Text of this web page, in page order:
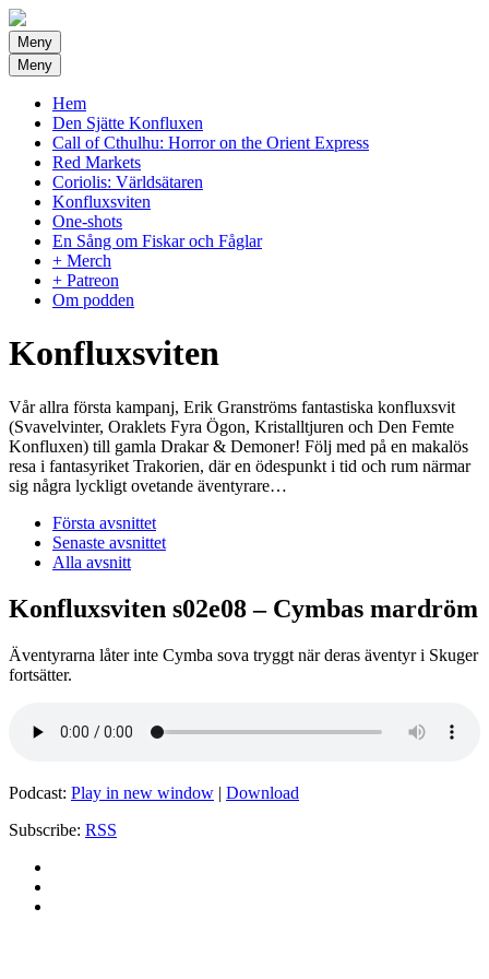
Meny
Meny
Hem
Den Sjätte Konfluxen
Call of Cthulhu: Horror on the Orient Express
Red Markets
Coriolis: Världsätaren
Konfluxsviten
One-shots
En Sång om Fiskar och Fåglar
+ Merch
+ Patreon
Om podden
Konfluxsviten
Vår allra första kampanj, Erik Granströms fantastiska konfluxsvit
(Svavelvinter, Oraklets Fyra Ögon, Kristalltjuren och Den Femte
Konfluxen) till gamla Drakar & Demoner! Följ med på en makalös
resa i fantasyriket Trakorien, där en ödespunkt i tid och rum närmar
sig några lyckligt ovetande äventyrare…
Första avsnittet
Senaste avsnittet
Alla avsnitt
Konfluxsviten s02e08 – Cymbas mardröm
Äventyrarna låter inte Cymba sova tryggt när deras äventyr i Skuger
fortsätter.
Podcast: Play in new window | Download
Subscribe: RSS